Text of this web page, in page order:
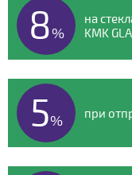
8%
на
KMK
5% при